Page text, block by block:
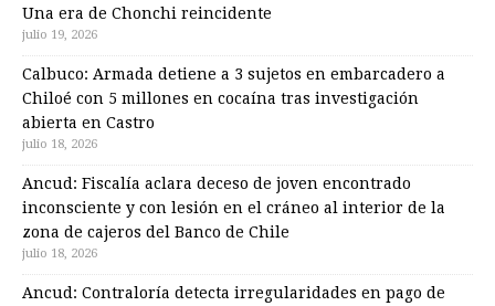
Una era de Chonchi reincidente
julio 19, 2026
Calbuco: Armada detiene a 3 sujetos en embarcadero a
Chiloé con 5 millones en cocaína tras investigación
abierta en Castro
julio 18, 2026
Ancud: Fiscalía aclara deceso de joven encontrado
inconsciente y con lesión en el cráneo al interior de la
zona de cajeros del Banco de Chile
julio 18, 2026
Ancud: Contraloría detecta irregularidades en pago de